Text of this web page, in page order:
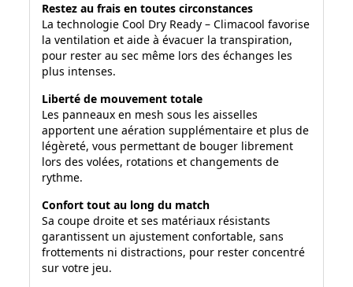
Restez au frais en toutes circonstances
La technologie Cool Dry Ready – Climacool favorise
la ventilation et aide à évacuer la transpiration,
pour rester au sec même lors des échanges les
plus intenses.
Liberté de mouvement totale
Les panneaux en mesh sous les aisselles
apportent une aération supplémentaire et plus de
légèreté, vous permettant de bouger librement
lors des volées, rotations et changements de
rythme.
Confort tout au long du match
Sa coupe droite et ses matériaux résistants
garantissent un ajustement confortable, sans
frottements ni distractions, pour rester concentré
sur votre jeu.